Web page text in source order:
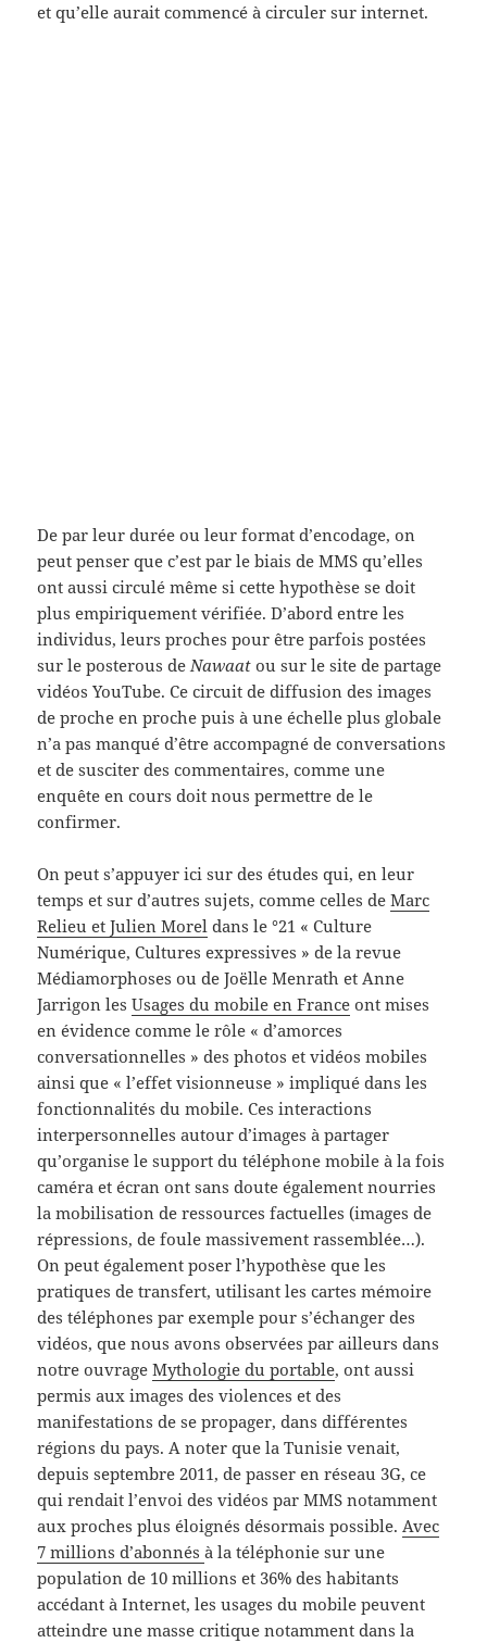
et qu’elle aurait commencé à circuler sur internet.
De par leur durée ou leur format d’encodage, on
peut penser que c’est par le biais de MMS qu’elles
ont aussi circulé même si cette hypothèse se doit
plus empiriquement vérifiée. D’abord entre les
individus, leurs proches pour être parfois postées
sur le posterous deNawaat ou sur le site de partage
vidéos YouTube. Ce circuit de diffusion des images
de proche en proche puis à une échelle plus globale
n’a pas manqué d’être accompagné de conversations
et de susciter des commentaires, comme une
enquête en cours doit nous permettre de le
confirmer.
On peut s’appuyer ici sur des études qui, en leur
temps et sur d’autres sujets, comme celles deMarc
Relieu et Julien Morel dans le °21 « Culture
Numérique, Cultures expressives » de la revue
Médiamorphoses ou de Joëlle Menrath et Anne
Jarrigon lesUsages du mobile en France ont mises
en évidence comme le rôle « d’amorces
conversationnelles » des photos et vidéos mobiles
ainsi que « l’effet visionneuse » impliqué dans les
fonctionnalités du mobile. Ces interactions
interpersonnelles autour d’images à partager
qu’organise le support du téléphone mobile à la fois
caméra et écran ont sans doute également nourries
la mobilisation de ressources factuelles (images de
répressions, de foule massivement rassemblée…).
On peut également poser l’hypothèse que les
pratiques de transfert, utilisant les cartes mémoire
des téléphones par exemple pour s’échanger des
vidéos, que nous avons observées par ailleurs dans
notre ouvrageMythologie du portable, ont aussi
permis aux images des violences et des
manifestations de se propager, dans différentes
régions du pays. A noter que la Tunisie venait,
depuis septembre 2011, de passer en réseau 3G, ce
qui rendait l’envoi des vidéos par MMS notamment
aux proches plus éloignés désormais possible.Avec
7 millions d’abonnésà la téléphonie sur une
population de 10 millions et 36% des habitants
accédant à Internet, les usages du mobile peuvent
atteindre une masse critique notamment dans la